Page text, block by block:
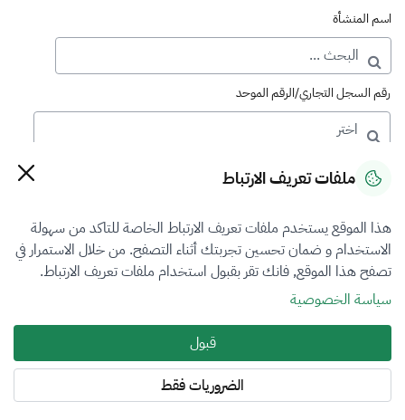
اسم المنشأة
رقم السجل التجاري/الرقم الموحد
رقم الترخيص
التصنيف
الكل
فرع التقييم
المعادن الثمينة والاحجار الكريمة
ملفات تعريف الارتباط
هذا الموقع يستخدم ملفات تعريف الارتباط الخاصة للتاكد من سهولة
الاستخدام و ضمان تحسين تجربتك أثناء التصفح. من خلال الاستمرار في
تصفح هذا الموقع, فانك تقر بقبول استخدام ملفات تعريف الارتباط.
سياسة الخصوصية
قبول
الضروريات فقط